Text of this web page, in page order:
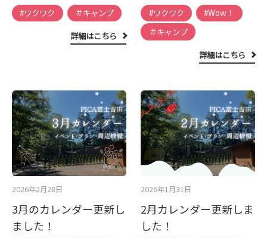
#ワクワク
＃キャンプ
詳細はこちら
#ワクワク
#Wow！
＃キャンプ
詳細はこちら
2026年2月28日
3月のカレンダー更新し
ました！
2026年1月31日
2月カレンダー更新しま
した！